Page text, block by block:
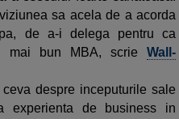
sa acela de a acorda
de a-i delega pentru ca
mai bun MBA, scrie Wall-
despre inceputurile sale
experienta de business in